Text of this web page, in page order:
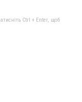
Ctrl + Enter, щоб